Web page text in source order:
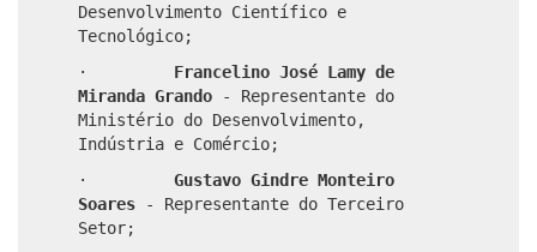
Desenvolvimento Científico e
Tecnológico;
·
Francelino José Lamy de
Miranda Grando
- Representante do
Ministério do Desenvolvimento,
Indústria e Comércio;
·
Gustavo Gindre Monteiro
Soares
- Representante do Terceiro
Setor;